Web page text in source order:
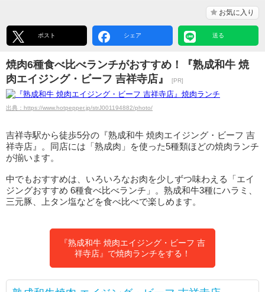
お気に入り
ポスト シェア 送る
焼肉6種食べ比べランチがおすすめ！『熟成和牛 焼
肉エイジング・ビーフ 吉祥寺店』
[PR]
出典：https://www.hotpepper.jp/strJ001194882/photo/
吉祥寺駅から徒歩5分の『熟成和牛 焼肉エイジング・ビーフ 吉
祥寺店』。同店には「熟成肉」を使った5種類ほどの焼肉ランチ
が揃います。
中でもおすすめは、いろいろなお肉を少しずつ味わえる「エイ
ジングおすすめ 6種食べ比べランチ」。熟成和牛3種にハラミ、
三元豚、上タン塩などを食べ比べで楽しめます。
『熟成和牛 焼肉エイジング・ビーフ 吉
祥寺店』で焼肉ランチをする！